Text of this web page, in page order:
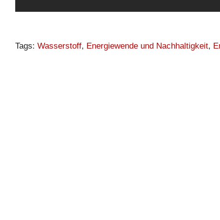
Tags: Wasserstoff, Energiewende und Nachhaltigkeit,